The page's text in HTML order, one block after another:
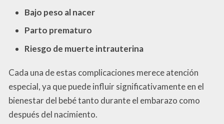
Bajo peso al nacer
Parto prematuro
Riesgo de muerte intrauterina
Cada una de estas complicaciones merece atención
especial, ya que puede influir significativamente en el
bienestar del bebé tanto durante el embarazo como
después del nacimiento.